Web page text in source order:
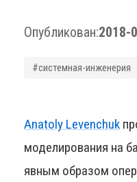
Опубликован:2018-
#системная-инженерия
Anatoly Levenchuk
моделирования на
явным образом